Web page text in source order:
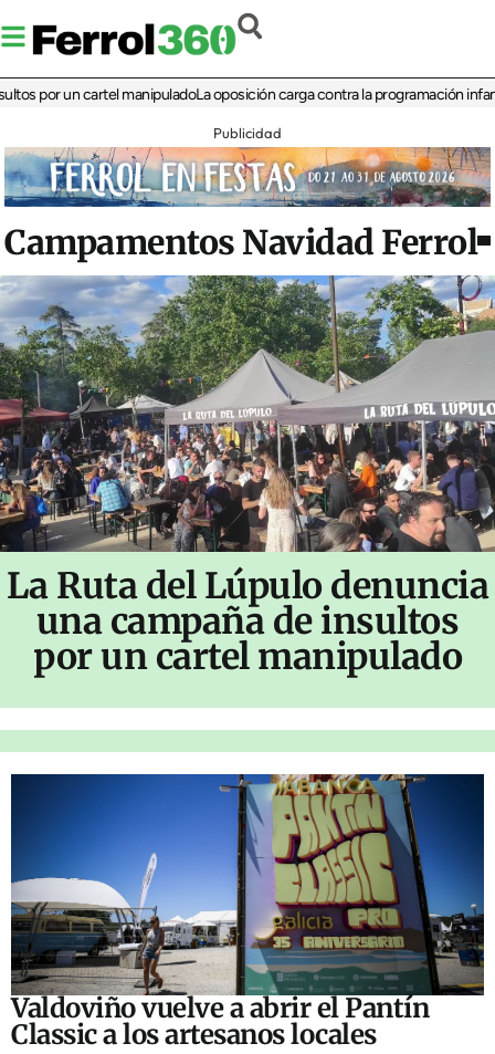
un cartel manipuladoLa oposición carga contra la programación infantil de
Publicidad
Campamentos Navidad Ferrol
La Ruta del Lúpulo denuncia
una campaña de insultos
por un cartel manipulado
Valdoviño vuelve a abrir el Pantín
Classic a los artesanos locales